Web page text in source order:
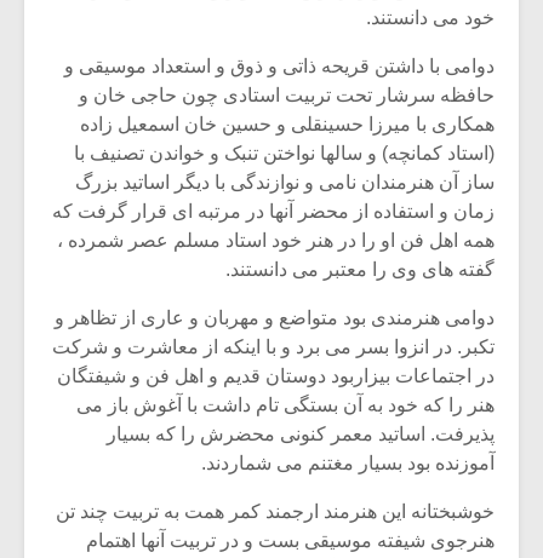
خود می دانستند.
دوامی با داشتن قریحه ذاتی و ذوق و استعداد موسیقی و
حافظه سرشار تحت تربیت استادی چون حاجی خان و
همکاری با میرزا حسینقلی و حسین خان اسمعیل زاده
(استاد کمانچه) و سالها نواختن تنبک و خواندن تصنیف با
ساز آن هنرمندان نامی و نوازندگی با دیگر اساتید بزرگ
زمان و استفاده از محضر آنها در مرتبه ای قرار گرفت که
همه اهل فن او را در هنر خود استاد مسلم عصر شمرده ،
گفته های وی را معتبر می دانستند.
دوامی هنرمندی بود متواضع و مهربان و عاری از تظاهر و
تکبر. در انزوا بسر می برد و با اینکه از معاشرت و شرکت
در اجتماعات بیزاربود دوستان قدیم و اهل فن و شیفتگان
هنر را که خود به آن بستگی تام داشت با آغوش باز می
پذیرفت. اساتید معمر کنونی محضرش را که بسیار
آموزنده بود بسیار مغتنم می شماردند.
خوشبختانه این هنرمند ارجمند کمر همت به تربیت چند تن
هنرجوی شیفته موسیقی بست و در تربیت آنها اهتمام